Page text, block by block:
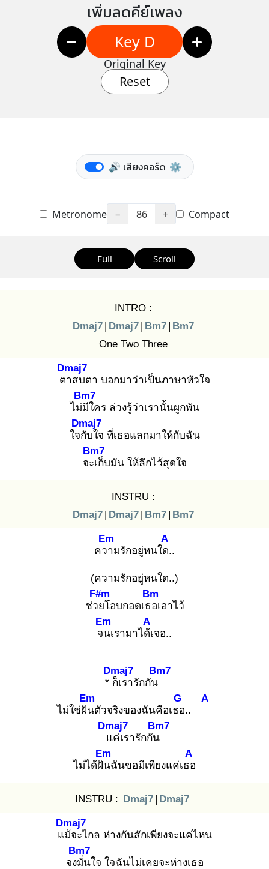
เพิ่มลดคีย์เพลง
Key D
Original Key
Reset
🔊 เสียงคอร์ด ⚙️
Metronome − 86 + Compact
Full Scroll
INTRO :
Dmaj7 | Dmaj7 | Bm7 | Bm7
One Two Three
ตา
Dmaj7
สบตา บอกมาว่าเป็นภาษาหัวใจ
ไม่มี
Bm7
ใคร ล่วงรู้ว่าเรานั้นผูกพัน
ใจกั
Dmaj7
บใจ ที่เธอแลกมาให้กับฉัน
จะเ
Bm7
ก็บมัน ให้ลึกไว้สุดใจ
INSTRU :
Dmaj7 | Dmaj7 | Bm7 | Bm7
ควา
Em
มรักอยู่หนใด.
A
.
(ความรักอยู่หนใด..)
ช่วย
F#m
โอบกอดเธอ
Bm
เอาไว้
จน
Em
เรามาได้เ
A
จอ..
* ก็
Dmaj7
เรารักกัน
Bm7
ไม่ใช่ฝัน
Em
ตัวจริงของฉันคือเธอ
G
..
A
แ
Dmaj7
ค่เรารักกัน
Bm7
ไม่ได้ฝัน
Em
ฉันขอมีเพียงแค่เธอ
A
INSTRU : Dmaj7 | Dmaj7
แม้
Dmaj7
จะไกล ห่างกันสักเพียงจะแค่ไหน
จงมั่
Bm7
นใจ ใจฉันไม่เคยจะห่างเธอ